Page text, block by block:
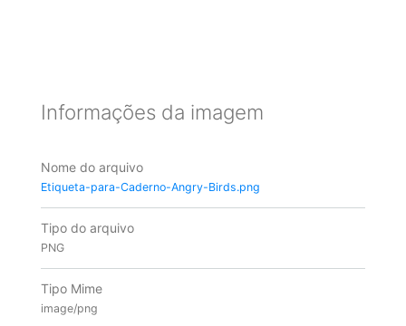
Informações da imagem
Nome do arquivo
Etiqueta-para-Caderno-Angry-Birds.png
Tipo do arquivo
PNG
Tipo Mime
image/png